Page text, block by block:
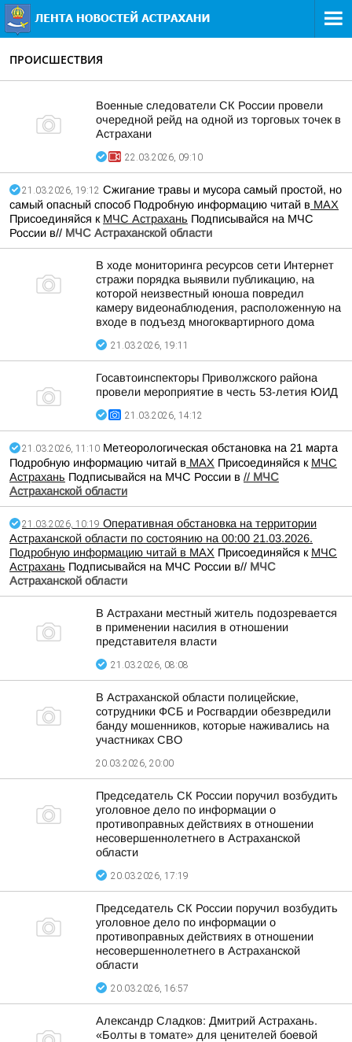
ПРОИСШЕСТВИЯ
Военные следователи СК России провели
очередной рейд на одной из торговых точек в
Астрахани
22.03.2026, 09:10
21.03.2026, 19:12 Сжигание травы и мусора самый простой, но
самый опасный способ Подробную информацию читай в МАХ
Присоединяйся к МЧС Астрахань Подписывайся на МЧС
России в// МЧС Астраханской области
В ходе мониторинга ресурсов сети Интернет
стражи порядка выявили публикацию, на
которой неизвестный юноша повредил
камеру видеонаблюдения, расположенную на
входе в подъезд многоквартирного дома
21.03.2026, 19:11
Госавтоинспекторы Приволжского района
провели мероприятие в честь 53-летия ЮИД
21.03.2026, 14:12
21.03.2026, 11:10 Метеорологическая обстановка на 21 марта
Подробную информацию читай в МАХ Присоединяйся к МЧС
Астрахань Подписывайся на МЧС России в // МЧС
Астраханской области
21.03.2026, 10:19 Оперативная обстановка на территории
Астраханской области по состоянию на 00:00 21.03.2026.
Подробную информацию читай в МАХ Присоединяйся к МЧС
Астрахань Подписывайся на МЧС России в// МЧС
Астраханской области
В Астрахани местный житель подозревается
в применении насилия в отношении
представителя власти
21.03.2026, 08:08
В Астраханской области полицейские,
сотрудники ФСБ и Росгвардии обезвредили
банду мошенников, которые наживались на
участниках СВО
20.03.2026, 20:00
Председатель СК России поручил возбудить
уголовное дело по информации о
противоправных действиях в отношении
несовершеннолетнего в Астраханской
области
20.03.2026, 17:19
Председатель СК России поручил возбудить
уголовное дело по информации о
противоправных действиях в отношении
несовершеннолетнего в Астраханской
области
20.03.2026, 16:57
Александр Сладков: Дмитрий Астрахань.
«Болты в томате» для ценителей боевой